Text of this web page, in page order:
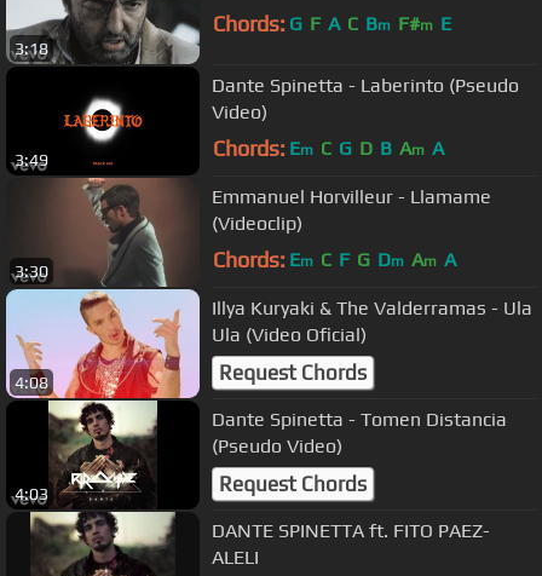
3:18
Chords: G F A C Bm F#m E
3:49
Dante Spinetta - Laberinto (Pseudo
Video)
Chords: Em C G D B Am A
3:30
Emmanuel Horvilleur - Llamame
(Videoclip)
Chords: Em C F G Dm Am A
4:08
Illya Kuryaki & The Valderramas - Ula
Ula (Video Oficial)
Request Chords
4:03
Dante Spinetta - Tomen Distancia
(Pseudo Video)
Request Chords
DANTE SPINETTA ft. FITO PAEZ-
ALELI